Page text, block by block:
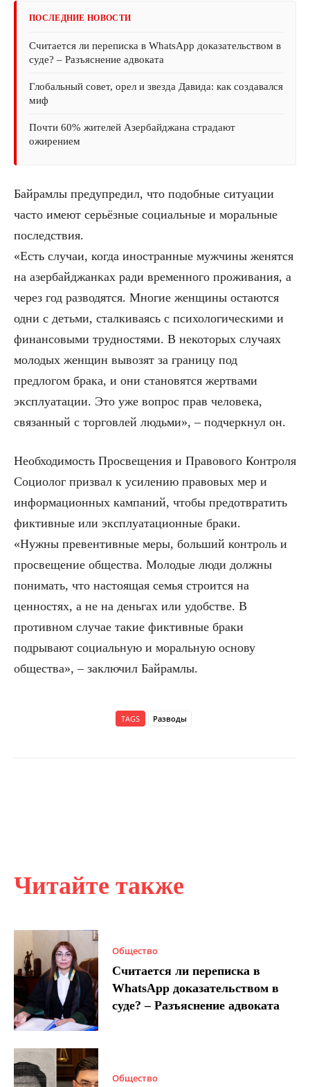
Читайте также
Общество
Считается ли переписка в
WhatsApp доказательством в
суде? – Разъяснение адвоката
Общество
ПОСЛЕДНИЕ НОВОСТИ
Считается ли переписка в WhatsApp доказательством в
суде? – Разъяснение адвоката
Глобальный совет, орел и звезда Давида: как создавался
миф
Почти 60% жителей Азербайджана страдают
ожирением
Байрамлы предупредил, что подобные ситуации
часто имеют серьёзные социальные и моральные
последствия.
«Есть случаи, когда иностранные мужчины женятся
на азербайджанках ради временного проживания, а
через год разводятся. Многие женщины остаются
одни с детьми, сталкиваясь с психологическими и
финансовыми трудностями. В некоторых случаях
молодых женщин вывозят за границу под
предлогом брака, и они становятся жертвами
эксплуатации. Это уже вопрос прав человека,
связанный с торговлей людьми», – подчеркнул он.
Необходимость Просвещения и Правового Контроля
Социолог призвал к усилению правовых мер и
информационных кампаний, чтобы предотвратить
фиктивные или эксплуатационные браки.
«Нужны превентивные меры, больший контроль и
просвещение общества. Молодые люди должны
понимать, что настоящая семья строится на
ценностях, а не на деньгах или удобстве. В
противном случае такие фиктивные браки
подрывают социальную и моральную основу
общества», – заключил Байрамлы.
TAGS Разводы